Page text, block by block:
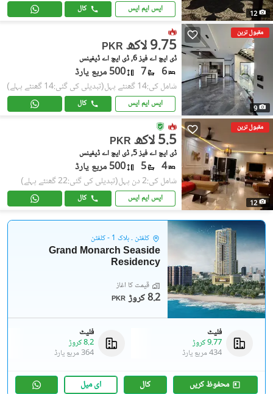
12 ایس ایم ایس کال
مقبول ترین
9
PKR 9.75 لاکھ
ڈی ایچ اے فیز 6, ڈی ایچ اے ڈیفینس
6
7 500 مربع یارڈ
شامل کی:14 گھنٹے پہل (تبدیلی کی گئی:14 گھنٹے پہلے)
ایس ایم ایس کال
مقبول ترین
12
PKR 5.5 لاکھ
ڈی ایچ اے فیز 5, ڈی ایچ اے ڈیفینس
4
5 500 مربع یارڈ
شامل کی:2 دن پہل (تبدیلی کی گئی:22 گھنٹے پہلے)
ایس ایم ایس کال
کلفٹن ۔ بلاک 1 - کلفٹن
Grand Monarch Seaside
Residency
قیمت کا آغاز
PKR 8.2 کروڑ
فلیٹ
9.77 کروڑ
434 مربع یارڈ
فلیٹ
8.2 کروڑ
364 مربع یارڈ
محفوظ کریں کال ای میل